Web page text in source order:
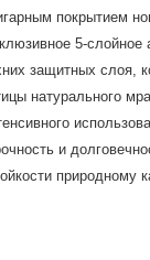
покрытием
5-слойное
защитных слоя,
натурального
и
природному